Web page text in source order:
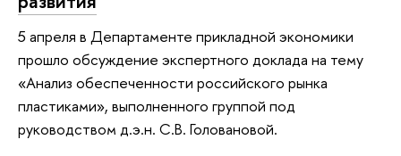
5 апреля в Департаменте прикладной экономики
прошло обсуждение экспертного доклада на тему
«Анализ обеспеченности российского рынка
пластиками», выполненного группой под
руководством д.э.н. С.В. Головановой.